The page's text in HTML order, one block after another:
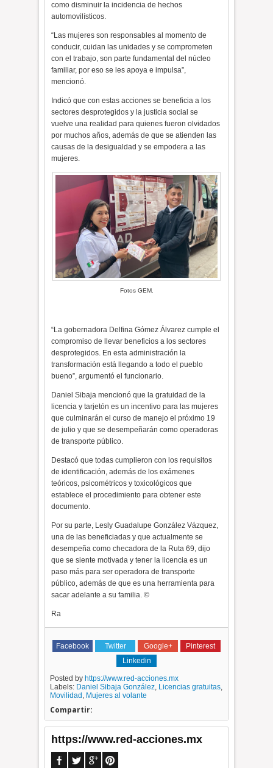
como disminuir la incidencia de hechos
automovilísticos.
“Las mujeres son responsables al momento de
conducir, cuidan las unidades y se comprometen
con el trabajo, son parte fundamental del núcleo
familiar, por eso se les apoya e impulsa”,
mencionó.
Indicó que con estas acciones se beneficia a los
sectores desprotegidos y la justicia social se
vuelve una realidad para quienes fueron olvidados
por muchos años, además de que se atienden las
causas de la desigualdad y se empodera a las
mujeres.
Fotos GEM.
“La gobernadora Delfina Gómez Álvarez cumple el
compromiso de llevar beneficios a los sectores
desprotegidos. En esta administración la
transformación está llegando a todo el pueblo
bueno”, argumentó el funcionario.
Daniel Sibaja mencionó que la gratuidad de la
licencia y tarjetón es un incentivo para las mujeres
que culminarán el curso de manejo el próximo 19
de julio y que se desempeñarán como operadoras
de transporte público.
Destacó que todas cumplieron con los requisitos
de identificación, además de los exámenes
teóricos, psicométricos y toxicológicos que
establece el procedimiento para obtener este
documento.
Por su parte, Lesly Guadalupe González Vázquez,
una de las beneficiadas y que actualmente se
desempeña como checadora de la Ruta 69, dijo
que se siente motivada y tener la licencia es un
paso más para ser operadora de transporte
público, además de que es una herramienta para
sacar adelante a su familia. ©
Ra
Facebook Twitter Google+
Pinterest
Linkedin
Posted by https://www.red-acciones.mx
Labels: Daniel Sibaja González, Licencias gratuitas,
Movilidad , Mujeres al volante
Compartir:
https://www.red-acciones.mx